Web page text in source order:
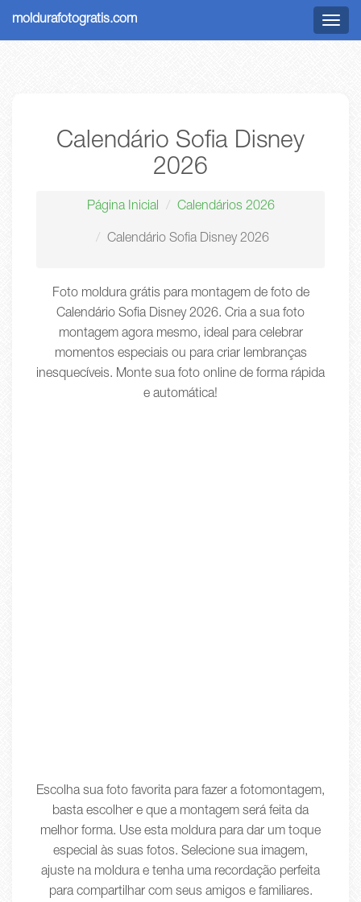
Menu
moldurafotogratis.com
Calendário Sofia Disney
2026
Página Inicial Calendários 2026
Calendário Sofia Disney 2026
Foto moldura grátis para montagem de foto de
Calendário Sofia Disney 2026. Cria a sua foto
montagem agora mesmo, ideal para celebrar
momentos especiais ou para criar lembranças
inesquecíveis. Monte sua foto online de forma rápida
e automática!
Escolha sua foto favorita para fazer a fotomontagem,
basta escolher e que a montagem será feita da
melhor forma. Use esta moldura para dar um toque
especial às suas fotos. Selecione sua imagem,
ajuste na moldura e tenha uma recordação perfeita
para compartilhar com seus amigos e familiares.